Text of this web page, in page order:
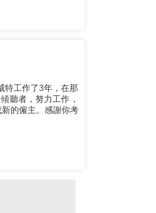
特工作了3年，在那
聽者，努力工作，
的僱主。感謝你考